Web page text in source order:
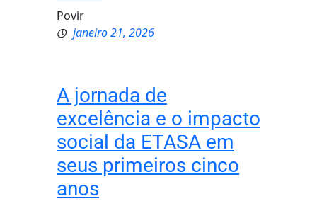
Povir
janeiro 21, 2026
A jornada de
excelência e o impacto
social da ETASA em
seus primeiros cinco
anos